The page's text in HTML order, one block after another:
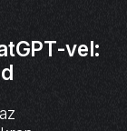
vel: